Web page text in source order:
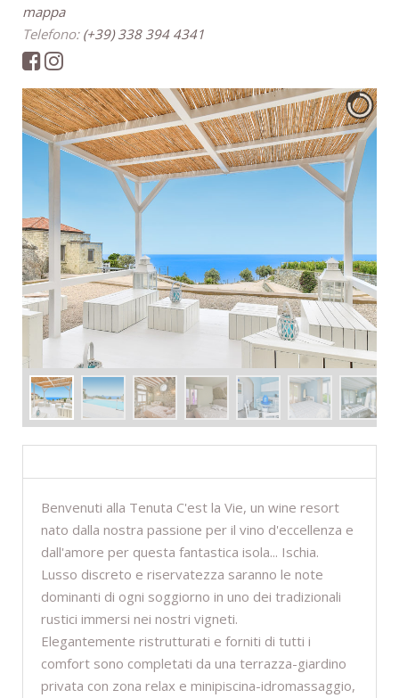
mappa
Telefono: (+39) 338 394 4341
Benvenuti alla Tenuta C'est la Vie, un wine resort
nato dalla nostra passione per il vino d'eccellenza e
dall'amore per questa fantastica isola... Ischia.
Lusso discreto e riservatezza saranno le note
dominanti di ogni soggiorno in uno dei tradizionali
rustici immersi nei nostri vigneti.
Elegantemente ristrutturati e forniti di tutti i
comfort sono completati da una terrazza-giardino
privata con zona relax e minipiscina-idromassaggio,